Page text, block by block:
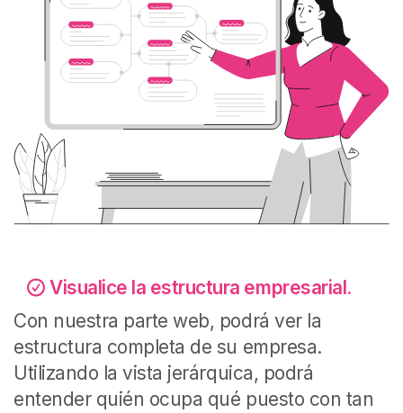
Visualice la estructura empresarial.
Con nuestra parte web, podrá ver la
estructura completa de su empresa.
Utilizando la vista jerárquica, podrá
entender quién ocupa qué puesto con tan